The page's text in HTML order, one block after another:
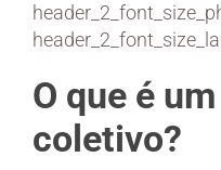
O que é
coletivo?